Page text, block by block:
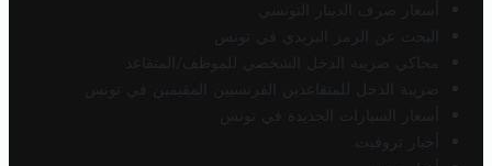
أسعار صرف الدينار التونسي
البحث عن الرمز البريدي في تونس
محاكي ضريبة الدخل الشخصي للموظف/المتقاعد
ضريبة الدخل للمتقاعدين الفرنسيين المقيمين في تونس
أسعار السيارات الجديدة في تونس
أخبار تروفيت